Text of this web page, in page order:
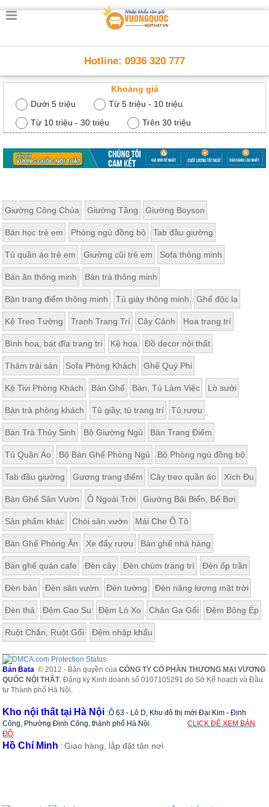
Trang
Thông
thông
Nội
Thất
tầng,
bàn
học, tủ
sách
Nội
Thất
Phòng
Khách
Sofa,
tủ
rượu,
Bàn
Nội
Thất
Phòng
Ngủ
Giường
ngủ, tủ
áo, bàn
trang
Nội
Thất
Phòng
Ăn
Bàn
ăn,
ghế
ăn,
bếp
Nội
Thất
Ban
Công,
Vườn
Bàn
ghế
ban
đu,
ghế...
Phụ
Hotline: 0936 320 777
Khoảng giá
Dưới 5 triệu
Từ 5 triệu - 10 triệu
Từ 10 triệu - 30 triệu
Trên 30 triệu
Giường Công Chúa Giường Tầng Giường Boyson
Bàn học trẻ em Phòng ngủ đồng bộ Tab đầu giường
Tủ quần áo trẻ em Giường cũi trẻ em Sofa thông minh
Bàn ăn thông minh Bàn trà thông minh
Bàn trang điểm thông minh Tủ giày thông minh Ghế độc lạ
Kệ Treo Tường Tranh Trang Trí Cây Cảnh Hoa trang trí
Bình hoa, bát đĩa trang trí Kệ hoa Đồ decor nội thất
Thảm trải sàn Sofa Phòng Khách Ghế Quý Phi
Kệ Tivi Phòng Khách Bàn Ghế Bàn, Tủ Làm Việc Lò sưởi
Bàn trà phòng khách Tủ giầy, tủ trang trí Tủ rượu
Bàn Trà Thủy Sinh Bộ Giường Ngủ Bàn Trang Điểm
Tủ Quần Áo Bộ Bàn Ghế Phòng Ngủ Bộ Phòng ngủ đồng bộ
Tab đầu giường Gương trang điểm Cây treo quần áo Xích Đu
Bàn Ghế Sân Vườn Ô Ngoài Trời Giường Bãi Biển, Bể Bơi
Sản phẩm khác Chòi sân vườn Mái Che Ô Tô
Bàn Ghế Phòng Ăn Xe đẩy rượu Bàn ghế nhà hàng
Bàn ghế quán cafe Đèn cây Đèn chùm trang trí Đèn ốp trần
Đèn bàn Đèn sân vườn Đèn tường Đèn năng lượng mặt trời
Đèn thả Đệm Cao Su Đệm Lò Xo Chăn Ga Gối Đệm Bông Ép
Ruột Chăn, Ruột Gối Đệm nhập khẩu
Bản Bata © 2012 - Bản quyền củaCÔNG TY CỔ PHẦN THƯƠNG MẠI VƯƠNG
QUỐC NỘI THẤT. Đăng ký Kinh doanh số 0107105291 do Sở Kế hoạch và Đầu
tư Thành phố Hà Nội.
Kho nội thất tại Hà Nội :Ô 63 - Lô D, Khu đô thị mới Đại Kim - Định
Công, Phường Định Công, thành phố Hà Nội
CLICK ĐỂ XEM BẢN
ĐỒ
Hồ Chí Minh :Giao hàng, lắp đặt tận nơi